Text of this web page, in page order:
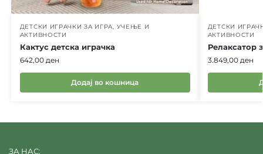
ДЕТСКИ ИГРАЧКИ ЗА ИГРА, УЧЕЊЕ И
АКТИВНОСТИ
Кактус детска играчка
642,00 ден
Додај во кошница
ДЕТСКИ
АКТИВНОСТИ
Релаксатор
3.849,00 ден
ЗА НАС: